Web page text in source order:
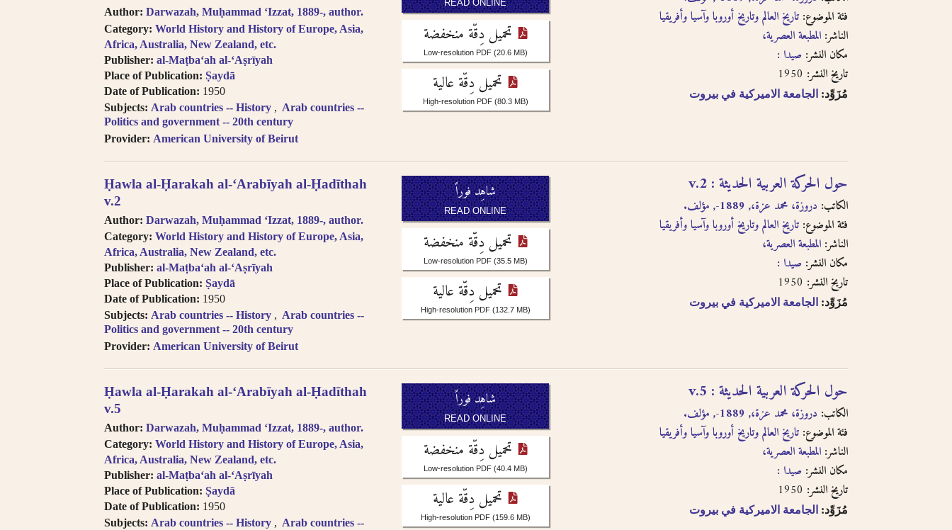
Author: Darwazah, Muḥammad ʻIzzat, 1889-, author.
Category: World History and History of Europe, Asia,
Africa, Australia, New Zealand, etc.
Publisher: al-Maṭbaʻah al-ʻAṣrīyah
Place of Publication: Ṣaydā
Date of Publication: 1950
Subjects: Arab countries -- History
Arab countries --
Politics and government -- 20th century
Provider: American University of Beirut
READ ONLINE
تحميل دِقّة منخفضة
Low-resolution PDF (20.6 MB)
تحميل دِقّة عالية
High-resolution PDF (80.3 MB)
فئة الموضوع: تاريخ العالم وتاريخ أوروبا وآسيا وأفريقيا
الناشر: المطبعة العصرية،
مكان النشر: صيدا :
تاريخ النشر:
مُزَوِّد: الجامعة الاميركية في بيروت
Ḥawla al-Ḥarakah al-ʻArabīyah al-Ḥadīthah
v.2
Author: Darwazah, Muḥammad ʻIzzat, 1889-, author.
Category: World History and History of Europe, Asia,
Africa, Australia, New Zealand, etc.
Publisher: al-Maṭbaʻah al-ʻAṣrīyah
Place of Publication: Ṣaydā
Date of Publication: 1950
Subjects: Arab countries -- History
Arab countries --
Politics and government -- 20th century
Provider: American University of Beirut
شاهِد فوراً
READ ONLINE
تحميل دِقّة منخفضة
Low-resolution PDF (35.5 MB)
تحميل دِقّة عالية
High-resolution PDF (132.7 MB)
حول الحركة العربية الحديثة : v.2
الكاتب: دروزة، محمد عزة،, 1889-, مؤلف.
فئة الموضوع: تاريخ العالم وتاريخ أوروبا وآسيا وأفريقيا
الناشر: المطبعة العصرية،
مكان النشر: صيدا :
تاريخ النشر:
مُزَوِّد: الجامعة الاميركية في بيروت
Ḥawla al-Ḥarakah al-ʻArabīyah al-Ḥadīthah
v.5
Author: Darwazah, Muḥammad ʻIzzat, 1889-, author.
Category: World History and History of Europe, Asia,
Africa, Australia, New Zealand, etc.
Publisher: al-Maṭbaʻah al-ʻAṣrīyah
Place of Publication: Ṣaydā
Date of Publication: 1950
Subjects: Arab countries -- History
Arab countries --
شاهِد فوراً
READ ONLINE
تحميل دِقّة منخفضة
Low-resolution PDF (40.4 MB)
تحميل دِقّة عالية
High-resolution PDF (159.6 MB)
حول الحركة العربية الحديثة : v.5
الكاتب: دروزة، محمد عزة،, 1889-, مؤلف.
فئة الموضوع: تاريخ العالم وتاريخ أوروبا وآسيا وأفريقيا
الناشر: المطبعة العصرية،
مكان النشر: صيدا :
تاريخ النشر:
مُزَوِّد: الجامعة الاميركية في بيروت